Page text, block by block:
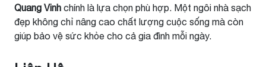
Quang Vinh chính là lựa chọn phù hợp. Một ngôi nhà sạch
đẹp không chỉ nâng cao chất lượng cuộc sống mà còn
giúp bảo vệ sức khỏe cho cả gia đình mỗi ngày.